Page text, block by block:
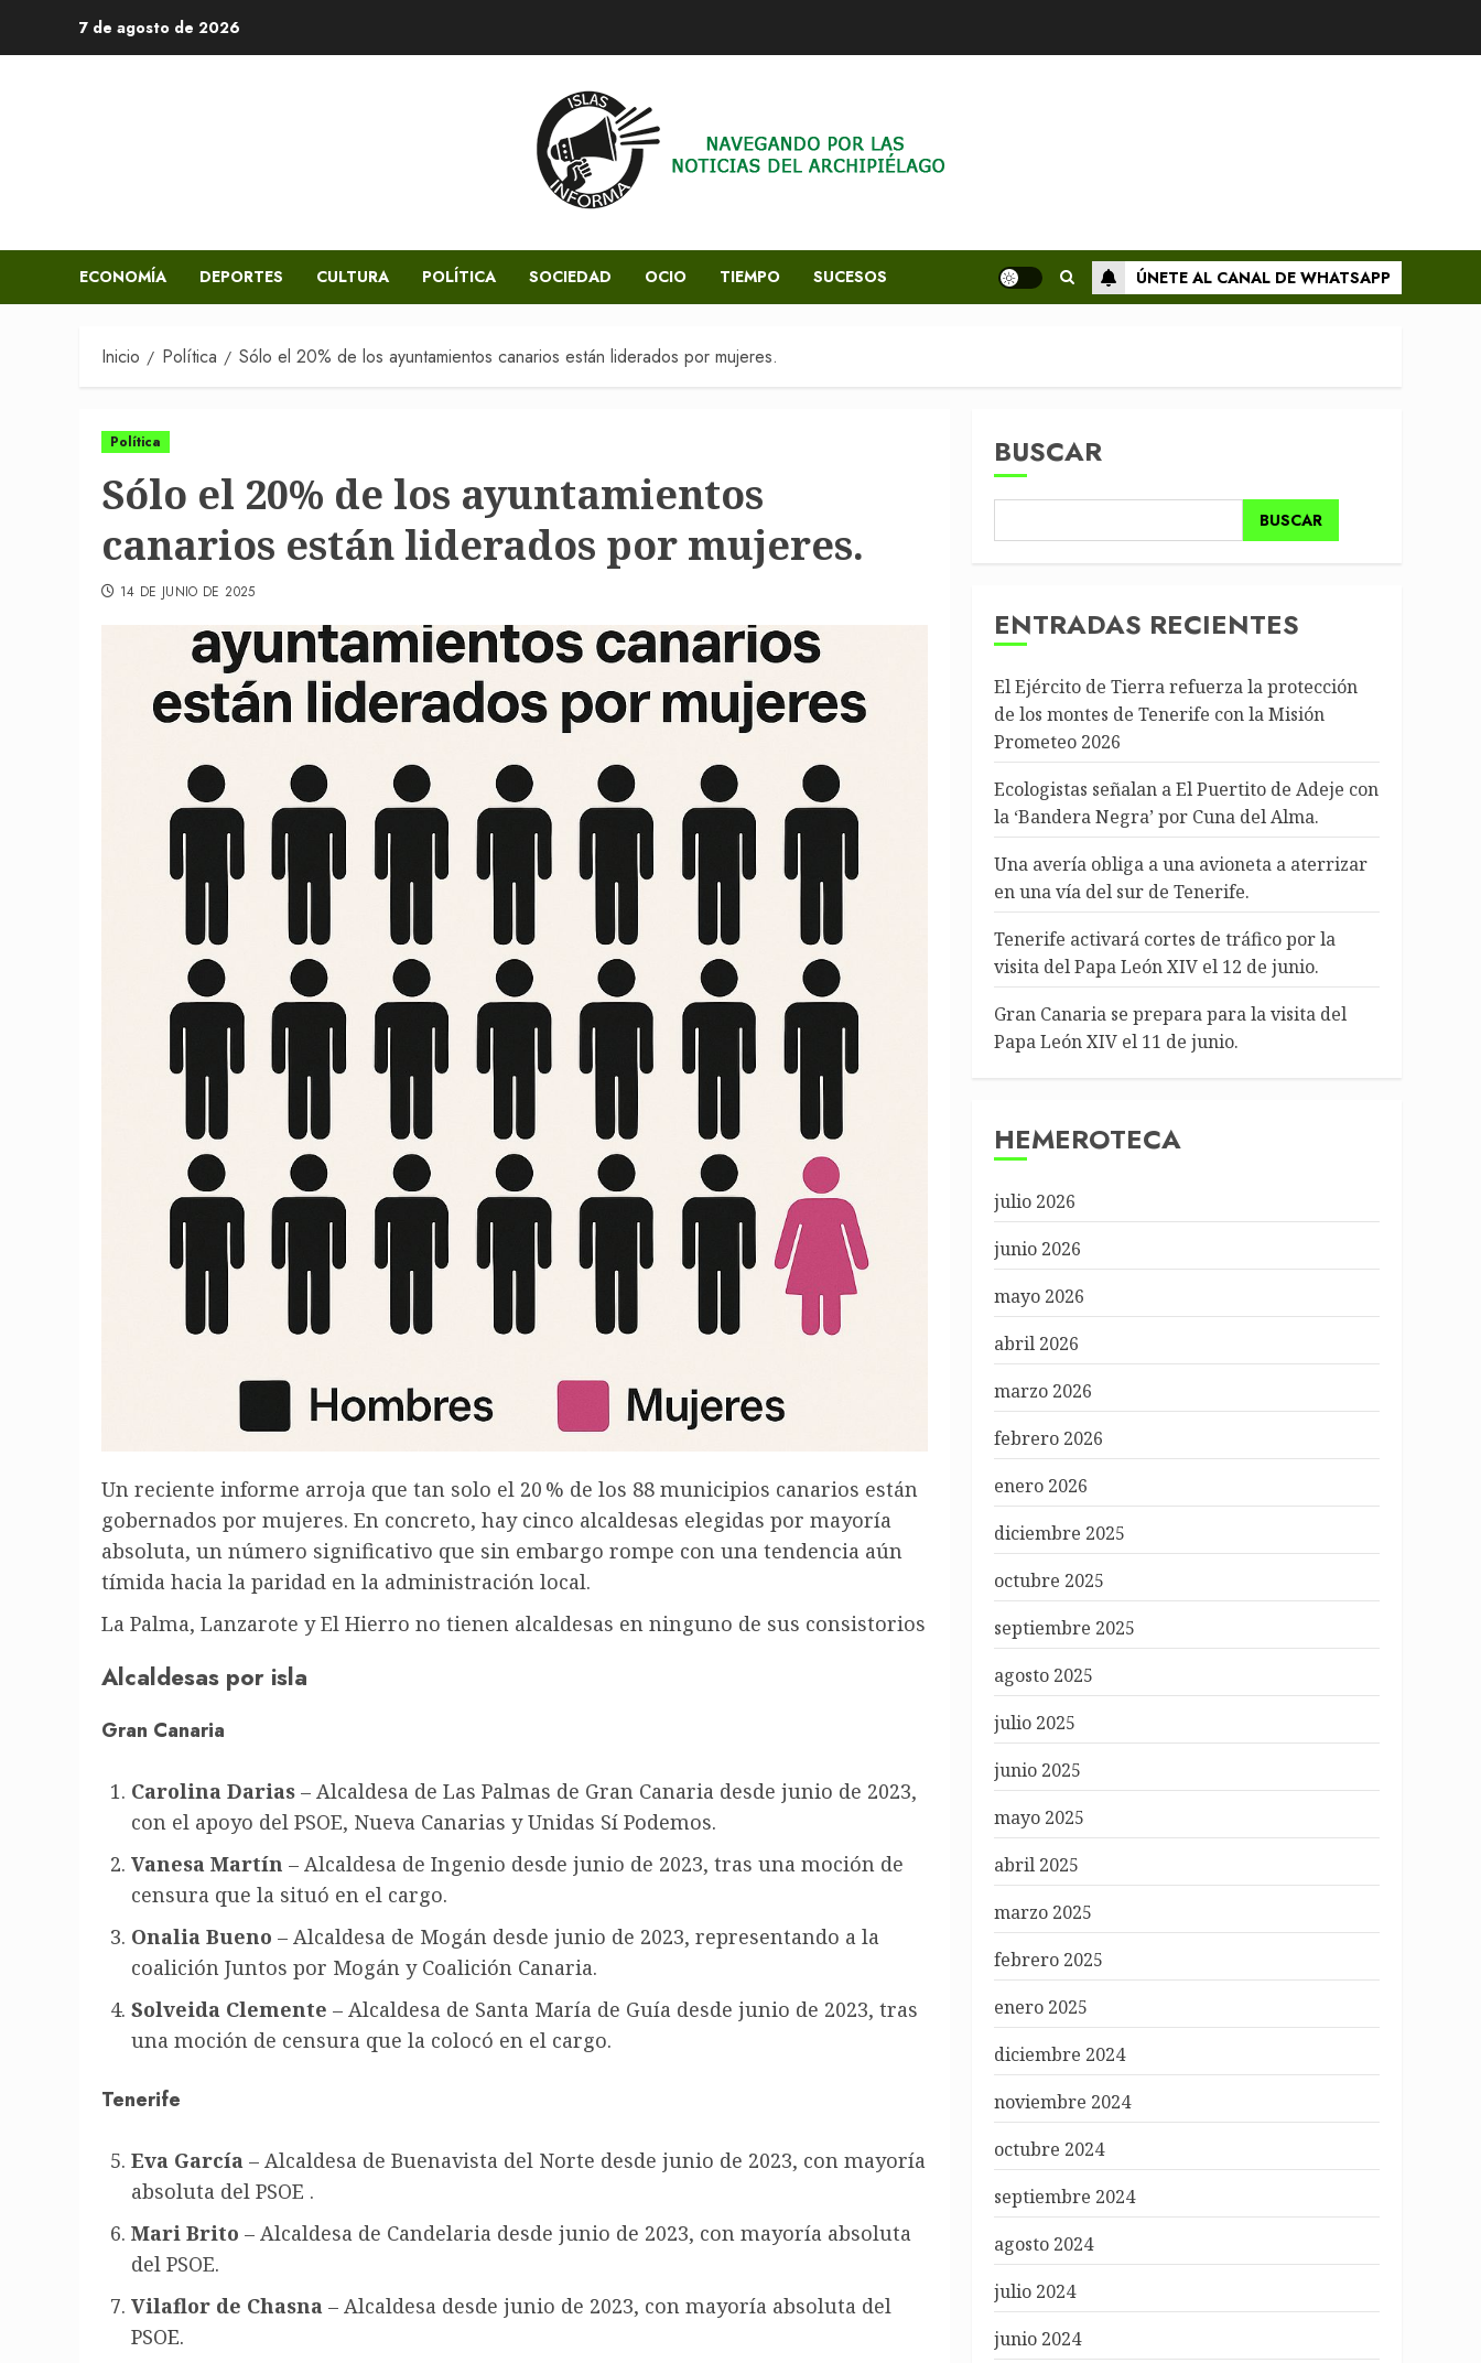
7 de agosto de 2026
ECONOMÍA DEPORTES CULTURA POLÍTICA SOCIEDAD OCIO TIEMPO SUCESOS ÚNETE AL CANAL DE WHATSAPP
Inicio Política Sólo el 20% de los ayuntamientos canarios están liderados por mujeres.
Política
Sólo el 20% de los ayuntamientos
canarios están liderados por mujeres.
14 DE JUNIO DE 2025
Un reciente informe arroja que tan solo el 20 % de los 88 municipios canarios están
gobernados por mujeres. En concreto, hay cinco alcaldesas elegidas por mayoría
absoluta, un número significativo que sin embargo rompe con una tendencia aún
tímida hacia la paridad en la administración local.
La Palma, Lanzarote y El Hierro no tienen alcaldesas en ninguno de sus consistorios
Alcaldesas por isla
Gran Canaria
Carolina Darias – Alcaldesa de Las Palmas de Gran Canaria desde junio de 2023,
con el apoyo del PSOE, Nueva Canarias y Unidas Sí Podemos.
Vanesa Martín – Alcaldesa de Ingenio desde junio de 2023, tras una moción de
censura que la situó en el cargo.
Onalia Bueno – Alcaldesa de Mogán desde junio de 2023, representando a la
coalición Juntos por Mogán y Coalición Canaria.
Solveida Clemente – Alcaldesa de Santa María de Guía desde junio de 2023, tras
una moción de censura que la colocó en el cargo.
Tenerife
Eva García – Alcaldesa de Buenavista del Norte desde junio de 2023, con mayoría
absoluta del PSOE .
Mari Brito – Alcaldesa de Candelaria desde junio de 2023, con mayoría absoluta
del PSOE.
Vilaflor de Chasna – Alcaldesa desde junio de 2023, con mayoría absoluta del
PSOE.
BUSCAR
BUSCAR
ENTRADAS RECIENTES
El Ejército de Tierra refuerza la protección
de los montes de Tenerife con la Misión
Prometeo 2026
Ecologistas señalan a El Puertito de Adeje con
la ‘Bandera Negra’ por Cuna del Alma.
Una avería obliga a una avioneta a aterrizar
en una vía del sur de Tenerife.
Tenerife activará cortes de tráfico por la
visita del Papa León XIV el 12 de junio.
Gran Canaria se prepara para la visita del
Papa León XIV el 11 de junio.
HEMEROTECA
julio 2026
junio 2026
mayo 2026
abril 2026
marzo 2026
febrero 2026
enero 2026
diciembre 2025
octubre 2025
septiembre 2025
agosto 2025
julio 2025
junio 2025
mayo 2025
abril 2025
marzo 2025
febrero 2025
enero 2025
diciembre 2024
noviembre 2024
octubre 2024
septiembre 2024
agosto 2024
julio 2024
junio 2024